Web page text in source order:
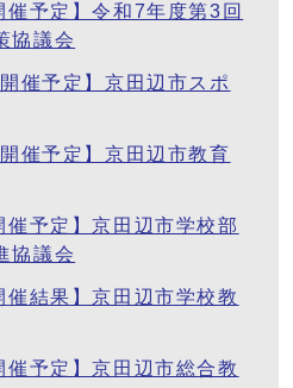
催予定】令和7年度第3回
協議会
催予定】京田辺市スポ
催予定】京田辺市教育
催予定】京田辺市学校部
協議会
催結果】京田辺市学校教
催予定】京田辺市総合教